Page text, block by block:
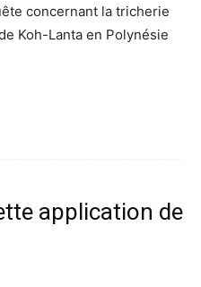
concernant la tricherie
Koh-Lanta en Polynésie
application de